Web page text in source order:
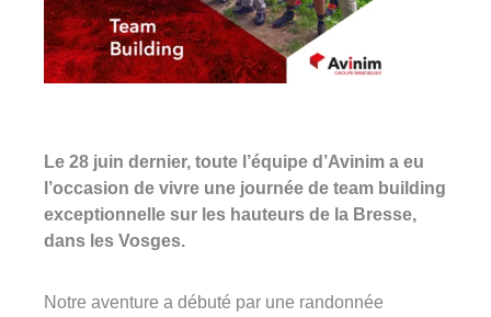
Ensemble en confiance
Le 28 juin dernier, toute l’équipe d’Avinim a eu
l’occasion de vivre une journée de team building
exceptionnelle sur les hauteurs de la Bresse,
dans les Vosges.
Notre aventure a débuté par une randonnée